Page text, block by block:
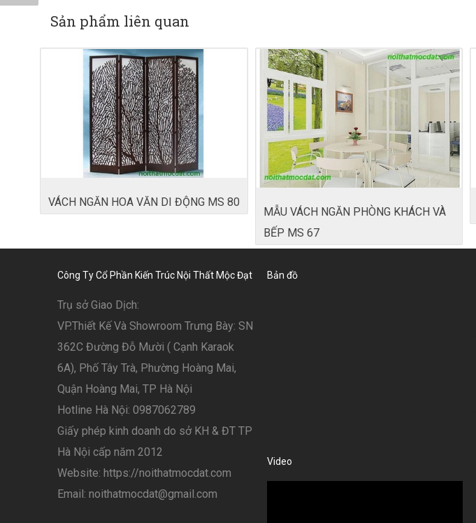
Sản phẩm liên quan
VÁCH NGĂN HOA VĂN DI ĐỘNG MS 80
MẪU VÁCH NGĂN PHÒNG KHÁCH VÀ
BẾP MS 67
Công Ty Cổ Phần Kiến Trúc Nội Thất Mộc Đạt
Trụ sở Giao Dịch:
VP.Thiết Kế Và Showroom Trưng Bày: SN
362C Đường Đỗ Mười ( Cạnh Karaok
6A), Phố Tây Trà, Phường Hoàng Mai,
Quận Hoàng Mai, TP Hà Nội
Hotline Hà Nội: 0987062789
Giấy phép kinh doanh do sở KH & ĐT TP
Hà Nội cấp năm 2012
Website: https://noithatmocdat.com
Email: noithatmocdat@gmail.com
Bản đồ
Video